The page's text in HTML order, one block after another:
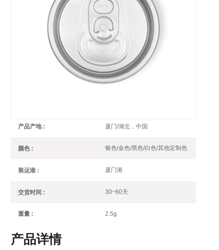
200直径铝质易开罐盖2片饮料罐适用于各种饮料
200 B64 SOT 大开口汽水饮料2片
可商谈
产品产地 : 厦门/湖北，中国
颜色 : 银色/金色/黑色/白色/其他定制色
装运港 : 厦门港
交货时间 : 30~60天
重量 : 2.5g
产品详情